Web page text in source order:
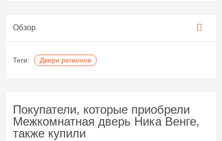
Обзор
Теги: Двери регионов
Покупатели, которые приобрели
Межкомнатная дверь Ника Венге,
также купили